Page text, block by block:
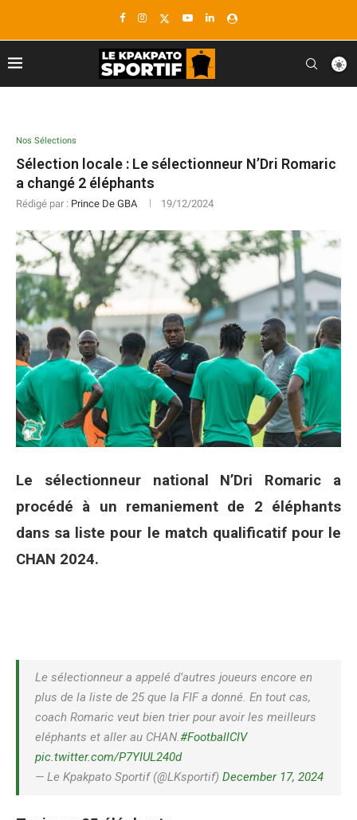
Nos Sélections
Sélection locale : Le sélectionneur N’Dri Romaric
a changé 2 éléphants
Rédigé par : Prince De GBA 19/12/2024
Le sélectionneur national N’Dri Romaric a
procédé à un remaniement de 2 éléphants
dans sa liste pour le match qualificatif pour le
CHAN 2024.
Le sélectionneur a appelé d’autres joueurs encore en
plus de la liste de 25 que la FIF a donné. En tout cas,
coach Romaric veut bien trier pour avoir les meilleurs
eléphants et aller au CHAN.#FootballCIV
pic.twitter.com/P7YIUL240d
— Le Kpakpato Sportif (@LKsportif) December 17, 2024